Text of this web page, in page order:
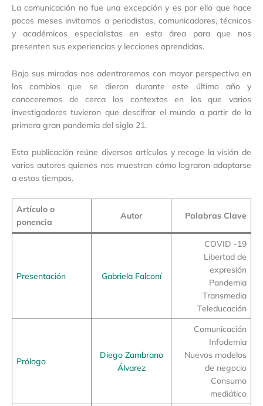
La comunicación no fue una excepción y es por ello que hace
pocos meses invitamos a periodistas, comunicadores, técnicos
y académicos especialistas en esta área para que nos
presenten sus experiencias y lecciones aprendidas.
Bajo sus miradas nos adentraremos con mayor perspectiva en
los cambios que se dieron durante este último año y
conoceremos de cerca los contextos en los que varios
investigadores tuvieron que descifrar el mundo a partir de la
primera gran pandemia del siglo 21.
Esta publicación reúne diversos artículos y recoge la visión de
varios autores quienes nos muestran cómo lograron adaptarse
a estos tiempos.
Artículo o
ponencia
Autor Palabras Clave
Presentación Gabriela Falconí
COVID -19
Libertad de
expresión
Pandemia
Transmedia
Teleducación
Prólogo
Diego Zambrano
Álvarez
Comunicación
Infodemia
Nuevos modelos
de negocio
Consumo
mediático